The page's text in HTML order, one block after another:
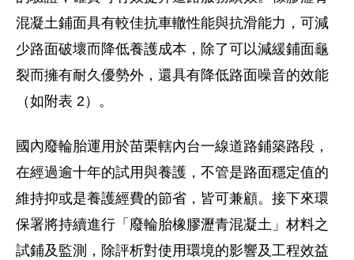
混凝土鋪面具有較佳抗車轍性能與抗滑能力，可減
少路面破壞而降低養護成本，除了可以減緩鋪面龜
裂而擁有耐久優勢外，還具有降低路面噪音的效能
（如附表 2）。
國內廢輪胎運用於苗栗轄內台一線道路鋪築路段，
在經過逾十年的試用與養護，不管是路面穩定值的
維持抑或是養護經費的節省，皆可兼顧。接下來環
保署將持續進行「廢輪胎橡膠瀝青混凝土」材料之
試鋪及監測，除評析對使用環境的影響及工程效益